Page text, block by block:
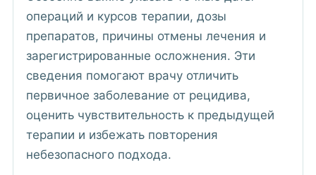
операций и курсов терапии, дозы
препаратов, причины отмены лечения и
зарегистрированные осложнения. Эти
сведения помогают врачу отличить
первичное заболевание от рецидива,
оценить чувствительность к предыдущей
терапии и избежать повторения
небезопасного подхода.